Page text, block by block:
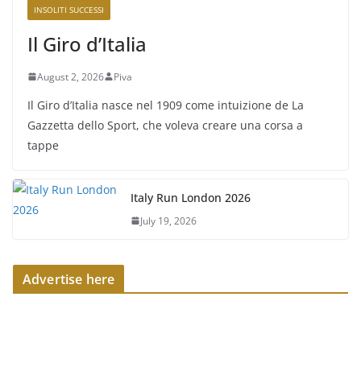
INSOLITI SUCCESSI
Il Giro d’Italia
August 2, 2026 Piva
Il Giro d’Italia nasce nel 1909 come intuizione de La
Gazzetta dello Sport, che voleva creare una corsa a
tappe
Italy Run London 2026
July 19, 2026
Advertise here